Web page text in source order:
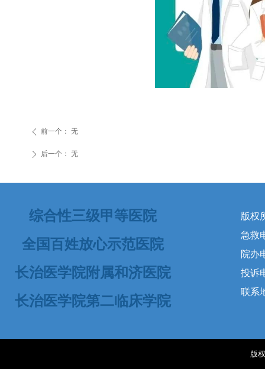
ꄴ 前一个： 无
ꄲ 后一个： 无
版权
急救
院办
投诉
联系
综合性三级甲等医院
全国百姓放心示范医院
长治医学院附属和济医院
长治医学院第二临床学院
版